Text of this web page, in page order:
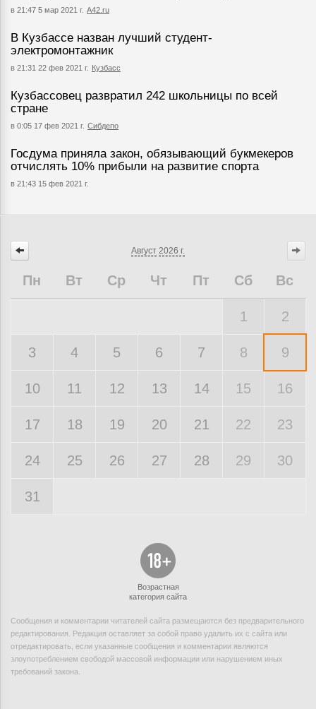
в 21:47 5 мар 2021 г. А42.ru
В Кузбассе назван лучший студент-
электромонтажник
в 21:31 22 фев 2021 г. Кузбасс
Кузбассовец развратил 242 школьницы по всей
стране
в 0:05 17 фев 2021 г. Сибдепо
Госдума приняла закон, обязывающий букмекеров
отчислять 10% прибыли на развитие спорта
в 21:43 15 фев 2021 г.
Август 2026 г.
Пн Вт Ср Чт Пт Сб Вс
1 2
3 4 5 6 7 8 9
10 11 12 13 14 15 16
17 18 19 20 21 22 23
24 25 26 27 28 29 30
31
Возрастная
категория сайта
Сообщения и комментарии читателей сайта размещаются без предварительного
редактирования. Редакция оставляет за собой право удалить их с сайта или
отредактировать, если указанные сообщения и комментарии являются
злоупотреблением свободой массовой информации или нарушением иных
требований закона.